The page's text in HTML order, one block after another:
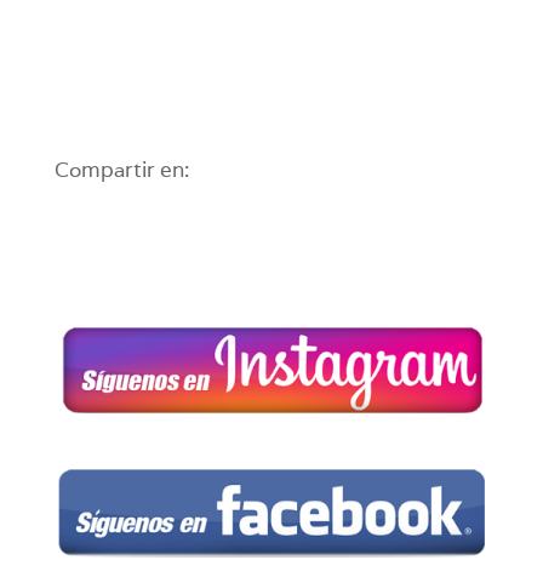
Compartir en: